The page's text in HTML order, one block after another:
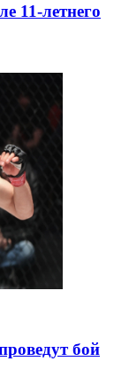
11-летнего
бой